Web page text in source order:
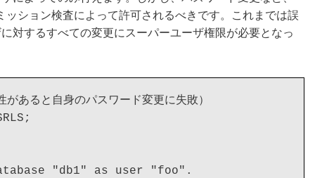
ション検査によって許可されるべきです。これまでは誤
対するすべての変更にスーパーユーザ権限が必要となっ
があると自身のパスワード変更に失敗）
"db1" as user "foo".